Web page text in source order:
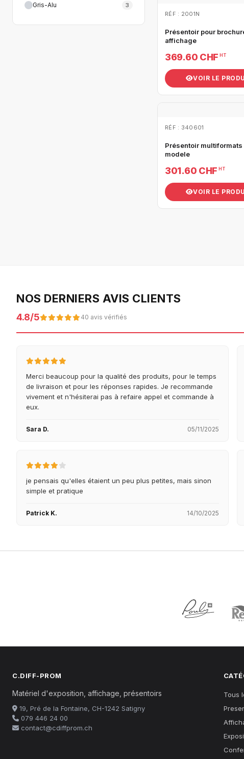
Gris-Alu 3
RÉF : 2001N
Présentoir pour
affichage
369.60 CHF HT
VOIR LE
RÉF : 340601
Présentoir multiformats
modele
301.60 CHF HT
VOIR LE
NOS DERNIERS AVIS CLIENTS
4.8/5 40 avis vérifiés
Merci beaucoup pour la qualité des produits, pour le temps
de livraison et pour les réponses rapides. Je recommande
vivement et n'hésiterai pas à refaire appel et commande à
eux.
Sara D. 05/11/2025
je pensais qu'elles étaient un peu plus petites, mais sinon
simple et pratique
Patrick K. 14/10/2025
C.DIFF-PROM
Matériel d'exposition, affichage, présentoirs
19, Pré de la Fontaine, CH-1242 Satigny
079 446 24 00
contact@cdiffprom.ch
Tous